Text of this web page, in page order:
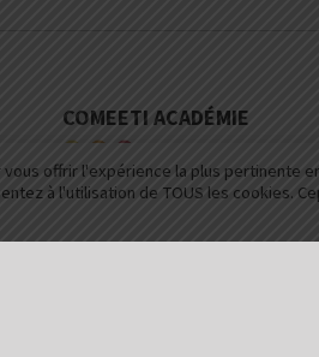
COMEETI ACADÉMIE
Les formations
offrir l'expérience la plus pertinente
à l'utilisation de TOUS les cookies.